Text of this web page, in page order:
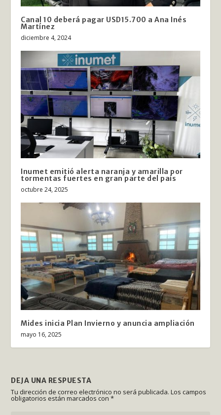
Canal 10 deberá pagar USD15.700 a Ana Inés
Martínez
diciembre 4, 2024
Inumet emitió alerta naranja y amarilla por
tormentas fuertes en gran parte del país
octubre 24, 2025
Mides inicia Plan Invierno y anuncia ampliación
mayo 16, 2025
DEJA UNA RESPUESTA
Tu dirección de correo electrónico no será publicada. Los campos
obligatorios están marcados con*